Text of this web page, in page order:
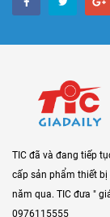
TIC đã và đang tiếp
cấp sản phẩm thiết
năm qua. TIC đưa "
0976115555